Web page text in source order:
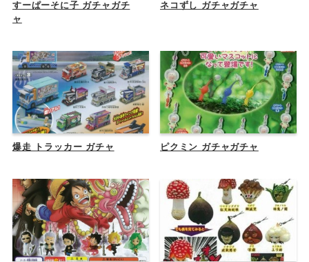
すーぱーそに子 ガチャガチ
ャ
ネコずし ガチャガチャ
爆走 トラッカー ガチャ ピクミン ガチャガチャ